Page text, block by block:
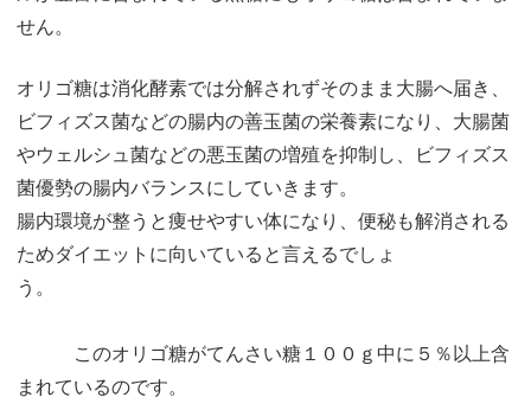
せん。
オリゴ糖は消化酵素では分解されずそのまま大腸へ届き、
ビフィズス菌などの腸内の善玉菌の栄養素になり、大腸菌
やウェルシュ菌などの悪玉菌の増殖を抑制し、ビフィズス
菌優勢の腸内バランスにしていきます。
腸内環境が整うと痩せやすい体になり、便秘も解消される
ためダイエットに向いていると言えるでしょ
う。
このオリゴ糖がてんさい糖１００ｇ中に５％以上含
まれているのです。